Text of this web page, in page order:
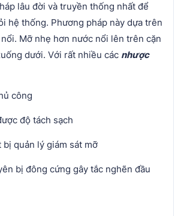
lâu đời và truyền thống nhất để
hệ thống. Phương pháp này dựa trên
Mỡ nhẹ hơn nước nổi lên trên cặn
dưới. Với rất nhiều các nhược
công
độ tách sạch
quản lý giám sát mỡ
bị đông cứng gây tắc nghẽn đầu